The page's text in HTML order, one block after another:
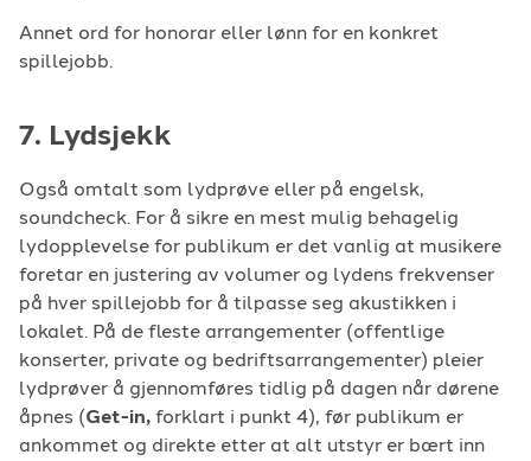
Annet ord for honorar eller lønn for en konkret
spillejobb.
7. Lydsjekk
Også omtalt som lydprøve eller på engelsk,
soundcheck. For å sikre en mest mulig behagelig
lydopplevelse for publikum er det vanlig at musikere
foretar en justering av volumer og lydens frekvenser
på hver spillejobb for å tilpasse seg akustikken i
lokalet. På de fleste arrangementer (offentlige
konserter, private og bedriftsarrangementer) pleier
lydprøver å gjennomføres tidlig på dagen når dørene
åpnes (Get-in, forklart i punkt 4), før publikum er
ankommet og direkte etter at alt utstyr er bært inn